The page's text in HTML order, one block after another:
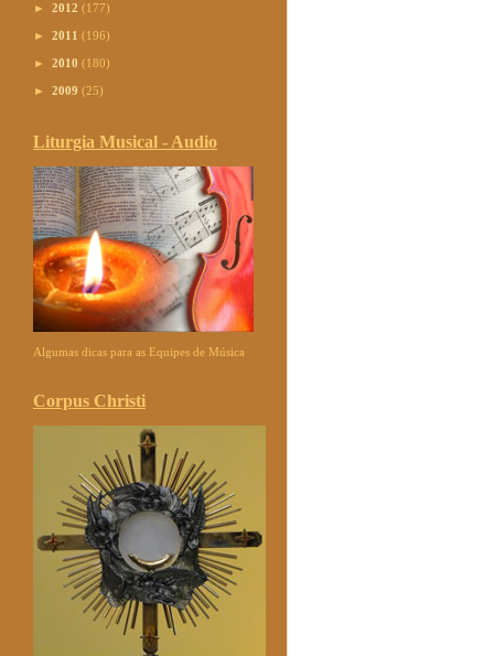
► 2012 (177)
► 2011 (196)
► 2010 (180)
► 2009 (25)
Liturgia Musical - Audio
Algumas dicas para as Equipes de Música
Corpus Christi